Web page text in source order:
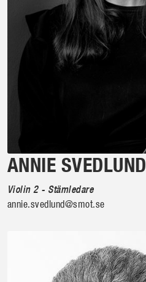
ANNIE SVEDLUND
Violin 2 - Stämledare
annie.svedlund@smot.se